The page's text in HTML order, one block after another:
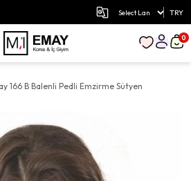
TRY
0
166 B Balenli Pedli Emzirme Sütyen